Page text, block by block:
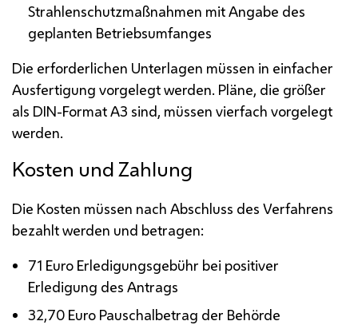
Strahlenschutzmaßnahmen mit Angabe des
geplanten Betriebsumfanges
Die erforderlichen Unterlagen müssen in einfacher
Ausfertigung vorgelegt werden. Pläne, die größer
als DIN-Format A3 sind, müssen vierfach vorgelegt
werden.
Kosten und Zahlung
Die Kosten müssen nach Abschluss des Verfahrens
bezahlt werden und betragen:
71 Euro Erledigungsgebühr bei positiver
Erledigung des Antrags
32,70 Euro Pauschalbetrag der Behörde